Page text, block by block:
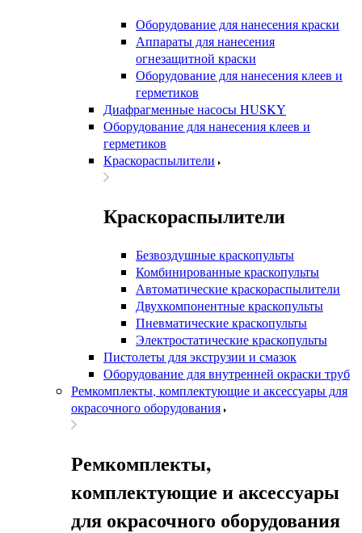
Оборудование для нанесения краски
Аппараты для нанесения
огнезащитной краски
Оборудование для нанесения клеев и
герметиков
Диафрагменные насосы HUSKY
Оборудование для нанесения клеев и
герметиков
Краскораспылители
Краскораспылители
Безвоздушные краскопульты
Комбинированные краскопульты
Автоматические краскораспылители
Двухкомпонентные краскопульты
Пневматические краскопульты
Электростатические краскопульты
Пистолеты для экструзии и смазок
Оборудование для внутренней окраски труб
Ремкомплекты, комплектующие и аксессуары для
окрасочного оборудования
Ремкомплекты,
комплектующие и аксессуары
для окрасочного оборудования